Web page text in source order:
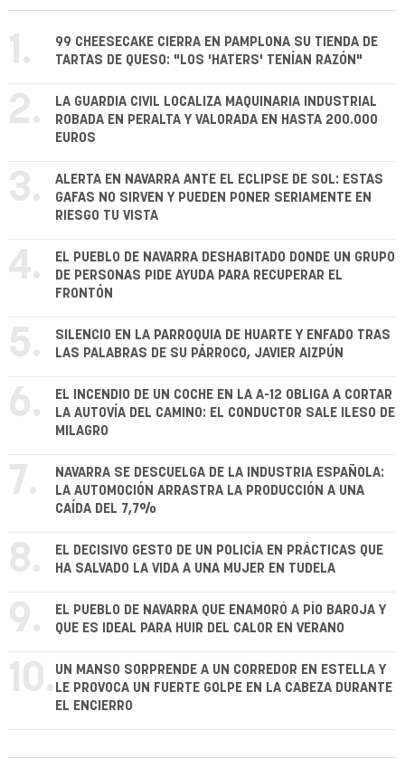
1.
99 CHEESECAKE CIERRA EN PAMPLONA SU TIENDA DE
TARTAS DE QUESO: "LOS 'HATERS' TENÍAN RAZÓN"
2.
LA GUARDIA CIVIL LOCALIZA MAQUINARIA INDUSTRIAL
ROBADA EN PERALTA Y VALORADA EN HASTA 200.000
EUROS
3.
ALERTA EN NAVARRA ANTE EL ECLIPSE DE SOL: ESTAS
GAFAS NO SIRVEN Y PUEDEN PONER SERIAMENTE EN
RIESGO TU VISTA
4.
EL PUEBLO DE NAVARRA DESHABITADO DONDE UN GRUPO
DE PERSONAS PIDE AYUDA PARA RECUPERAR EL
FRONTÓN
5.
SILENCIO EN LA PARROQUIA DE HUARTE Y ENFADO TRAS
LAS PALABRAS DE SU PÁRROCO, JAVIER AIZPÚN
6.
EL INCENDIO DE UN COCHE EN LA A-12 OBLIGA A CORTAR
LA AUTOVÍA DEL CAMINO: EL CONDUCTOR SALE ILESO DE
MILAGRO
7.
NAVARRA SE DESCUELGA DE LA INDUSTRIA ESPAÑOLA:
LA AUTOMOCIÓN ARRASTRA LA PRODUCCIÓN A UNA
CAÍDA DEL 7,7%
8.
EL DECISIVO GESTO DE UN POLICÍA EN PRÁCTICAS QUE
HA SALVADO LA VIDA A UNA MUJER EN TUDELA
9.
EL PUEBLO DE NAVARRA QUE ENAMORÓ A PÍO BAROJA Y
QUE ES IDEAL PARA HUIR DEL CALOR EN VERANO
10. UN MANSO SORPRENDE A UN CORREDOR EN ESTELLA Y
LE PROVOCA UN FUERTE GOLPE EN LA CABEZA DURANTE
EL ENCIERRO